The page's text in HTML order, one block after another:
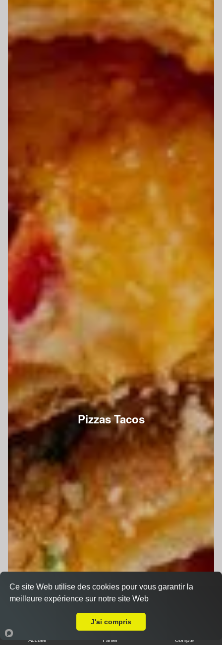
Pizzas Tacos
Accueil Panier Compte
Ce site Web utilise des cookies pour vous garantir la
meilleure expérience sur notre site Web
J'ai compris